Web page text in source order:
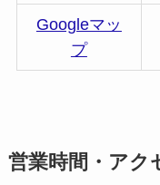
Googleマッ
プ
営業時間・アク